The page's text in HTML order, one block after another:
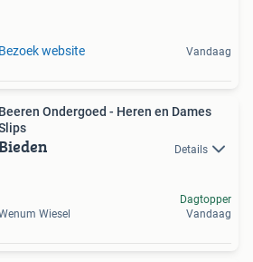
Bezoek website Vandaag
Beeren Ondergoed - Heren en Dames
Details
Wiesel
Dagtopper
Vandaag